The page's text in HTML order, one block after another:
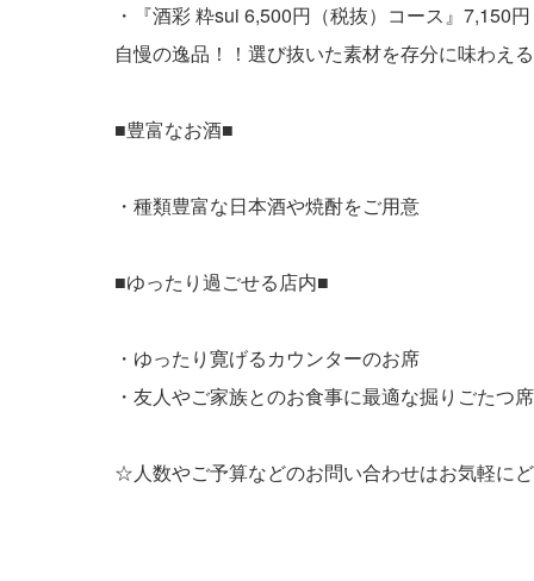
・『酒彩 粋sui 6,500円（税抜）コース』7,150
自慢の逸品！！選び抜いた素材を存分に味わえ
■豊富なお酒■
・種類豊富な日本酒や焼酎をご用意
■ゆったり過ごせる店内■
・ゆったり寛げるカウンターのお席
・友人やご家族とのお食事に最適な掘りごたつ席
☆人数やご予算などのお問い合わせはお気軽に